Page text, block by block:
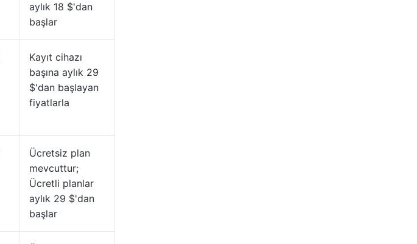
aylık 18 $'dan
başlar
Kayıt cihazı
başına aylık 29
$'dan başlayan
fiyatlarla
Ücretsiz plan
mevcuttur;
Ücretli planlar
aylık 29 $'dan
başlar